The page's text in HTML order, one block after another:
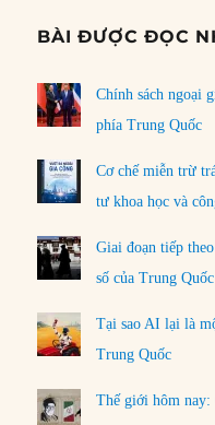
BÀI ĐƯỢC ĐỌC
Chính sách ngoại
phía Trung Quốc
Cơ chế miễn trừ
tư khoa học và
Giai đoạn tiếp
số của Trung Quốc
Tại sao AI lại là
Trung Quốc
Thế giới hôm nay: